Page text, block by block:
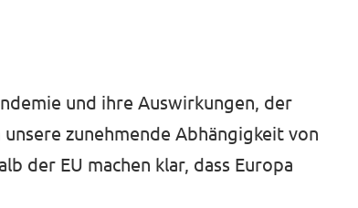
und ihre Auswirkungen, der
zunehmende Abhängigkeit von
der EU machen klar, dass Europa